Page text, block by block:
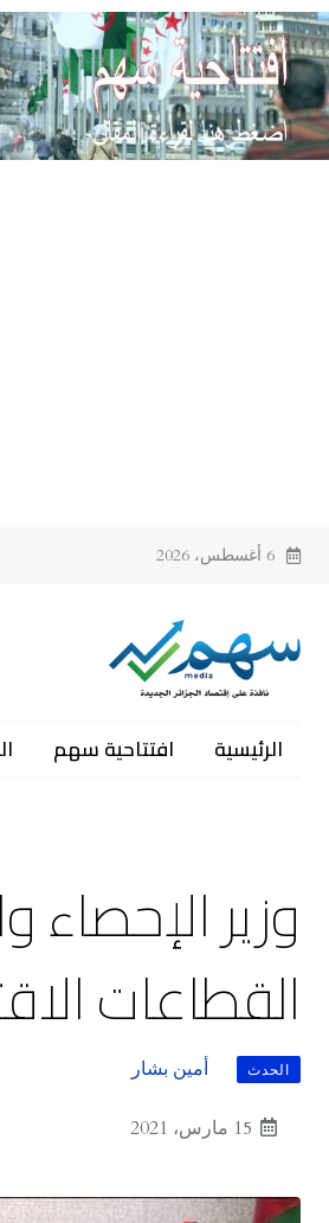
Skip
to
content
6 أغسطس، 2026
الرئيسية افتتاحية سهم
وزير
القطاعات
الحدث أمين بشار
15 مارس، 2021